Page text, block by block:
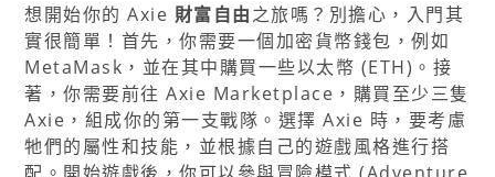
想開始你的 Axie 財富自由之旅嗎？別擔心，入門其
實很簡單！首先，你需要一個加密貨幣錢包，例如
MetaMask，並在其中購買一些以太幣 (ETH)。接
著，你需要前往 Axie Marketplace，購買至少三隻
Axie，組成你的第一支戰隊。選擇 Axie 時，要考慮
牠們的屬性和技能，並根據自己的遊戲風格進行搭